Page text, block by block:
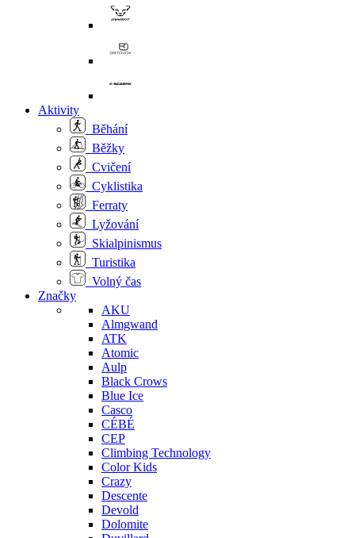
Aktivity
Běhání
Běžky
Cvičení
Cyklistika
Ferraty
Lyžování
Skialpinismus
Turistika
Volný čas
Značky
AKU
Almgwand
ATK
Atomic
Aulp
Black Crows
Blue Ice
Casco
CÉBÉ
CEP
Climbing Technology
Color Kids
Crazy
Descente
Devold
Dolomite